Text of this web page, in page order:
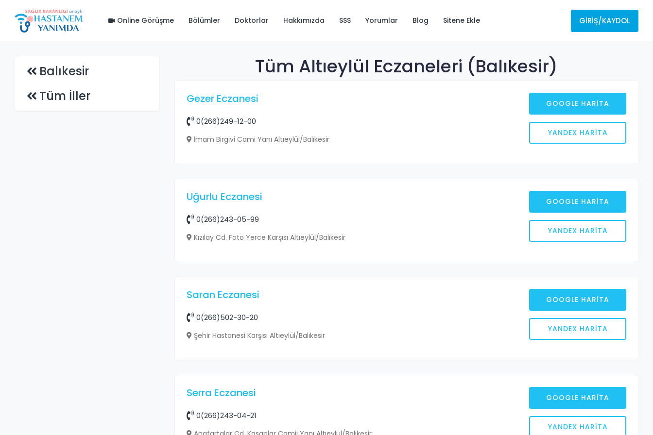
Online Görüşme Bölümler Doktorlar Hakkımızda SSS Yorumlar Blog Sitene Ekle GIRIŞ/KAYDOL
Balıkesir
Tüm İller
Tüm Altıeylül Eczaneleri (Balıkesir)
Gezer Eczanesi
0(266)249-12-00
İmam Birgivi Cami Yanı Altıeylül/Balıkesir
GOOGLE HARITA
YANDEX HARITA
Uğurlu Eczanesi
0(266)243-05-99
Kızılay Cd. Foto Yerce Karşısı Altıeylül/Balıkesir
GOOGLE HARITA
YANDEX HARITA
Saran Eczanesi
0(266)502-30-20
Şehir Hastanesi Karşısı Altıeylül/Balıkesir
GOOGLE HARITA
YANDEX HARITA
Serra Eczanesi
0(266)243-04-21
GOOGLE HARITA
YANDEX HARITA